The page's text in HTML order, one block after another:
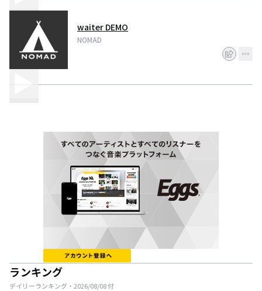
waiter DEMO
NOMAD
ランキング
デイリーランキング・ 2026/08/08付